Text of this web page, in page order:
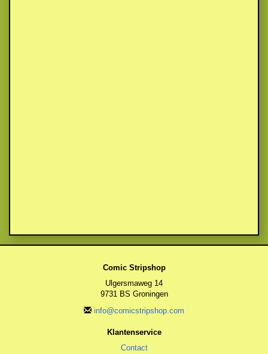
Comic Stripshop
Ulgersmaweg 14
9731 BS Groningen
info@comicstripshop.com
Klantenservice
Contact